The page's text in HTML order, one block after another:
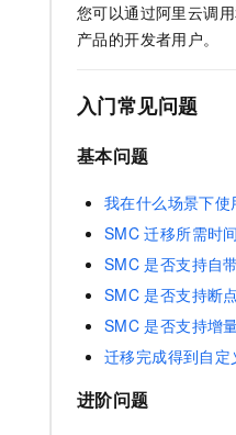
您可以通过阿里云调
产品的开发者用户。
入门常见问题
基本问题
我在什么场景下使
SMC 迁移所需时
SMC 是否支持自
SMC 是否支持断
SMC 是否支持增
迁移完成得到自定
进阶问题